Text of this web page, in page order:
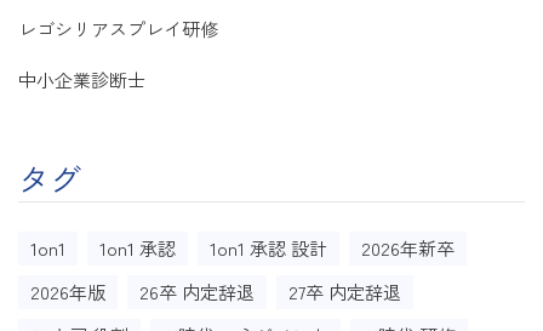
レゴシリアスプレイ研修
中小企業診断士
タグ
1on1 1on1 承認 1on1 承認 設計
2026年新卒
2026年版
26卒 内定辞退
27卒 内定辞退